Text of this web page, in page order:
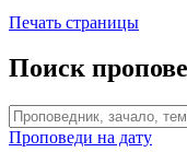
Печать страницы
Поиск
Проповеди на дату